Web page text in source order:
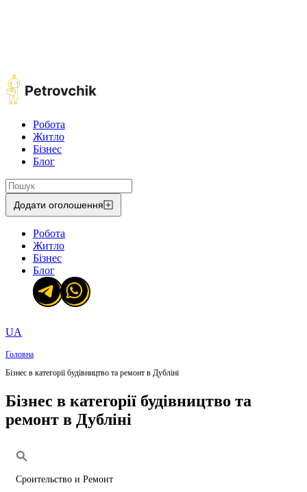
Робота
Житло
Бізнес
Блог
Додати оголошення
Робота
Житло
Бізнес
Блог
UA
Головна
Бізнес в категорії будівництво та ремонт в Дубліні
Бізнес в категорії будівництво та
ремонт в Дубліні
Сроительство и Ремонт